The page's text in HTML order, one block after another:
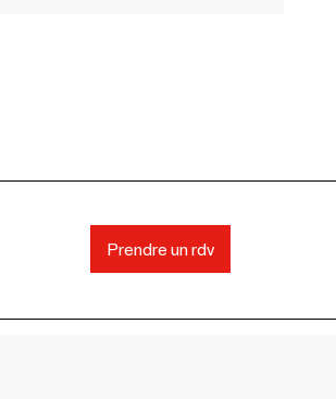
Prendre un rdv